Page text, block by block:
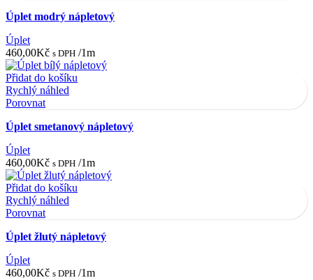
Úplet modrý nápletový
Úplet
460,00Kč s DPH /1m
Přidat do košíku
Rychlý náhled
Porovnat
Úplet smetanový nápletový
Úplet
460,00Kč s DPH /1m
Přidat do košíku
Rychlý náhled
Porovnat
Úplet žlutý nápletový
Úplet
460,00Kč s DPH /1m